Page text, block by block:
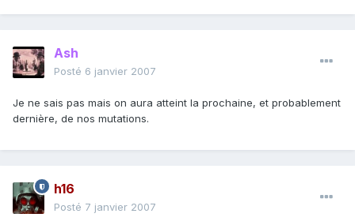
Ash
Posté 6 janvier 2007
Je ne sais pas mais on aura atteint la prochaine, et probablement
dernière, de nos mutations.
h16
Posté 7 janvier 2007